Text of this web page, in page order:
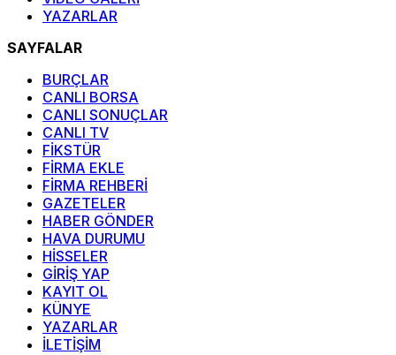
YAZARLAR
SAYFALAR
BURÇLAR
CANLI BORSA
CANLI SONUÇLAR
CANLI TV
FİKSTÜR
FİRMA EKLE
FİRMA REHBERİ
GAZETELER
HABER GÖNDER
HAVA DURUMU
HİSSELER
GİRİŞ YAP
KAYIT OL
KÜNYE
YAZARLAR
İLETİŞİM